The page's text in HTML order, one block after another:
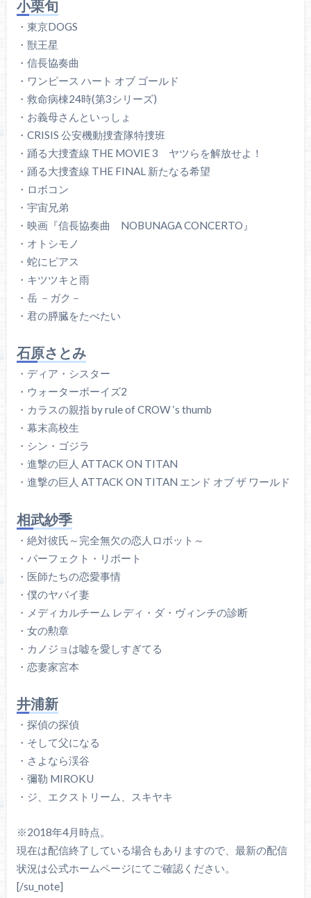
小栗旬
・東京DOGS
・獣王星
・信長協奏曲
・ワンピース ハート オブ ゴールド
・救命病棟24時(第3シリーズ)
・お義母さんといっしょ
・CRISIS 公安機動捜査隊特捜班
・踊る大捜査線 THE MOVIE 3 ヤツらを解放せよ！
・踊る大捜査線 THE FINAL 新たなる希望
・ロボコン
・宇宙兄弟
・映画『信長協奏曲 NOBUNAGA CONCERTO』
・オトシモノ
・蛇にピアス
・キツツキと雨
・岳 －ガク－
・君の膵臓をたべたい
石原さとみ
・ディア・シスター
・ウォーターボーイズ2
・カラスの親指 by rule of CROW ‘s thumb
・幕末高校生
・シン・ゴジラ
・進撃の巨人 ATTACK ON TITAN
・進撃の巨人 ATTACK ON TITAN エンド オブ ザ ワールド
相武紗季
・絶対彼氏～完全無欠の恋人ロボット～
・パーフェクト・リポート
・医師たちの恋愛事情
・僕のヤバイ妻
・メディカルチーム レディ・ダ・ヴィンチの診断
・女の勲章
・カノジョは嘘を愛しすぎてる
・恋妻家宮本
井浦新
・探偵の探偵
・そして父になる
・さよなら渓谷
・彌勒 MIROKU
・ジ、エクストリーム、スキヤキ
※2018年4月時点。
現在は配信終了している場合もありますので、最新の配信
状況は公式ホームページにてご確認ください。
[/su_note]